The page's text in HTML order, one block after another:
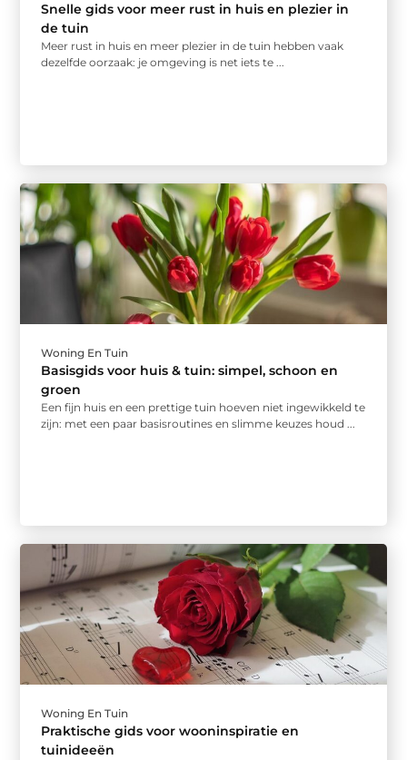
Snelle gids voor meer rust in huis en plezier in
de tuin
Meer rust in huis en meer plezier in de tuin hebben vaak
dezelfde oorzaak: je omgeving is net iets te ...
Woning En Tuin
Basisgids voor huis & tuin: simpel, schoon en
groen
Een fijn huis en een prettige tuin hoeven niet ingewikkeld te
zijn: met een paar basisroutines en slimme keuzes houd ...
Woning En Tuin
Praktische gids voor wooninspiratie en
tuinideeën